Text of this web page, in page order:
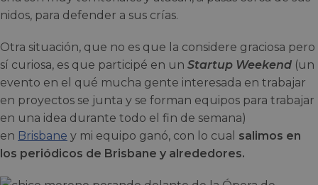
nidos, para defender a sus crías.
Otra situación, que no es que la considere graciosa pero
sí curiosa, es que participé en un Startup Weekend (un
evento en el qué mucha gente interesada en trabajar
en proyectos se junta y se forman equipos para trabajar
en una idea durante todo el fin de semana)
en Brisbane y mi equipo ganó, con lo cual salimos en
los periódicos de Brisbane y alrededores.